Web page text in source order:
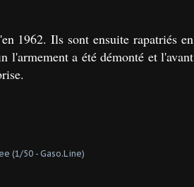
1962. Ils sont ensuite rapatriés en
l'armement a été démonté et l'avant